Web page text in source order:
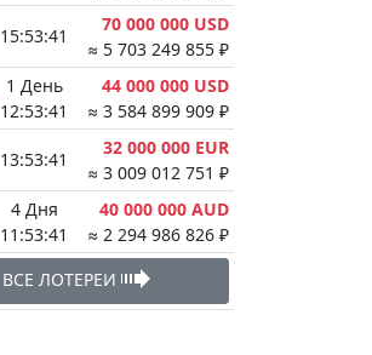
15:53:41
70 000 000 USD
≈ 5 703 249 855 ₽
1 День
12:53:41
44 000 000 USD
≈ 3 584 899 909 ₽
13:53:41
32 000 000 EUR
≈ 3 009 012 751 ₽
4 Дня
11:53:41
40 000 000 AUD
≈ 2 294 986 826 ₽
ВСЕ ЛОТЕРЕИ